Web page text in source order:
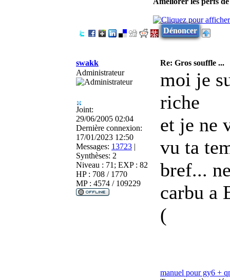
Dénoncer
swakk
Re: Gros souffle ...
Administrateur
Joint:
29/06/2005 02:04
Dernière connexion:
17/01/2023 12:50
Messages: 13723 |
Synthèses: 2
Niveau : 71; EXP : 82
HP : 708 / 1770
MP : 4574 / 109229
moi je
riche
et je ne
vu ta
bref...
carbu a
(
manuel pour gy6 +